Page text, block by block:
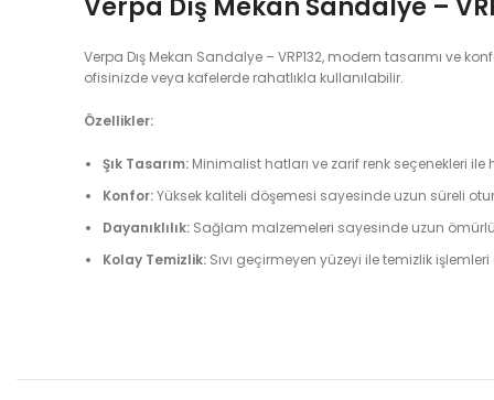
Verpa Dış Mekan Sandalye –
Verpa Dış Mekan Sandalye – VRP132, modern tasarımı ve
ofisinizde veya kafelerde rahatlıkla kullanılabilir.
Özellikler:
Şık Tasarım: Minimalist hatları ve zarif renk seçenekleri
Konfor:Yüksek kaliteli döşemesi sayesinde uzun süreli
Dayanıklılık: Sağlam malzemeleri sayesinde uzun ömürlü
Kolay Temizlik: Sıvı geçirmeyen yüzeyi ile temizlik